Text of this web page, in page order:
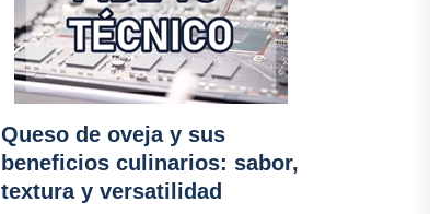
Queso de oveja y sus
beneficios culinarios: sabor,
textura y versatilidad